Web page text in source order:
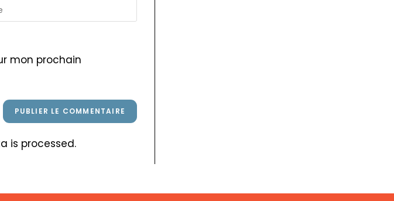
mon prochain
is processed.